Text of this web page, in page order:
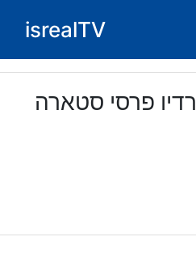
isrealTV
רדיו פרסי סטארה